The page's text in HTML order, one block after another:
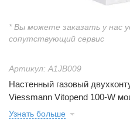
Артикул: A1JB009
Настенный газовый
Viessmann Vitopend 100-W
Узнать больше
* Вы можете заказать у нас
сопутствующий сервис